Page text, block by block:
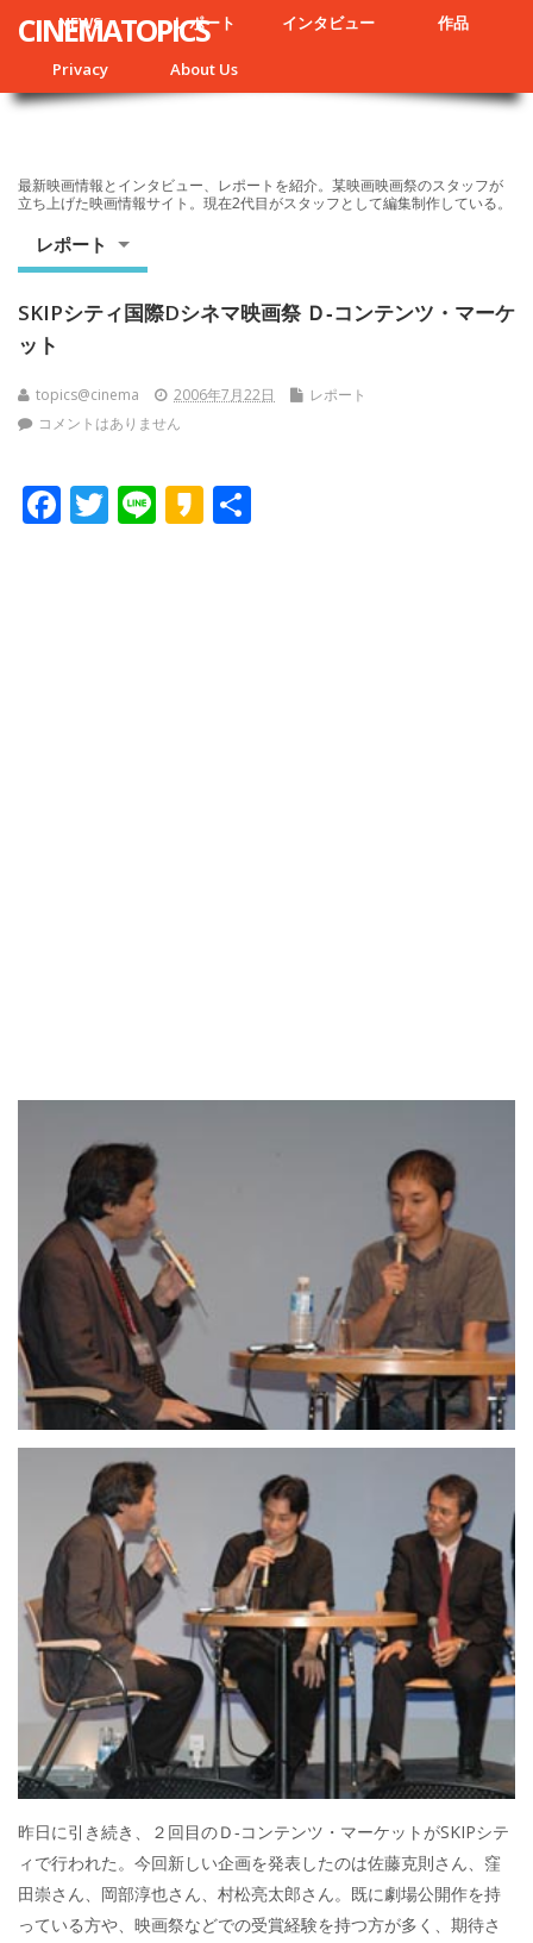
NEWS レポート インタビュー 作品
Privacy About Us
CINEMATOPICS
最新映画情報とインタビュー、レポートを紹介。某映画映画祭のスタッフが
立ち上げた映画情報サイト。現在2代目がスタッフとして編集制作している。
レポート
SKIPシティ国際Dシネマ映画祭 Ｄ‐コンテンツ・マーケ
ット
topics@cinema 2006年7月22日
レポート
コメントはありません
F T Li K
昨日に引き続き、２回目のＤ‐コンテンツ・マーケットがSKIPシテ
ィで行われた。今回新しい企画を発表したのは佐藤克則さん、窪
田崇さん、岡部淳也さん、村松亮太郎さん。既に劇場公開作を持
っている方や、映画祭などでの受賞経験を持つ方が多く、期待さ